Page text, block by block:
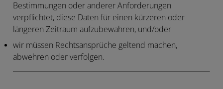
Bestimmungen oder anderer Anforderungen
verpflichtet, diese Daten für einen kürzeren oder
längeren Zeitraum aufzubewahren, und/oder
wir müssen Rechtsansprüche geltend machen,
abwehren oder verfolgen.